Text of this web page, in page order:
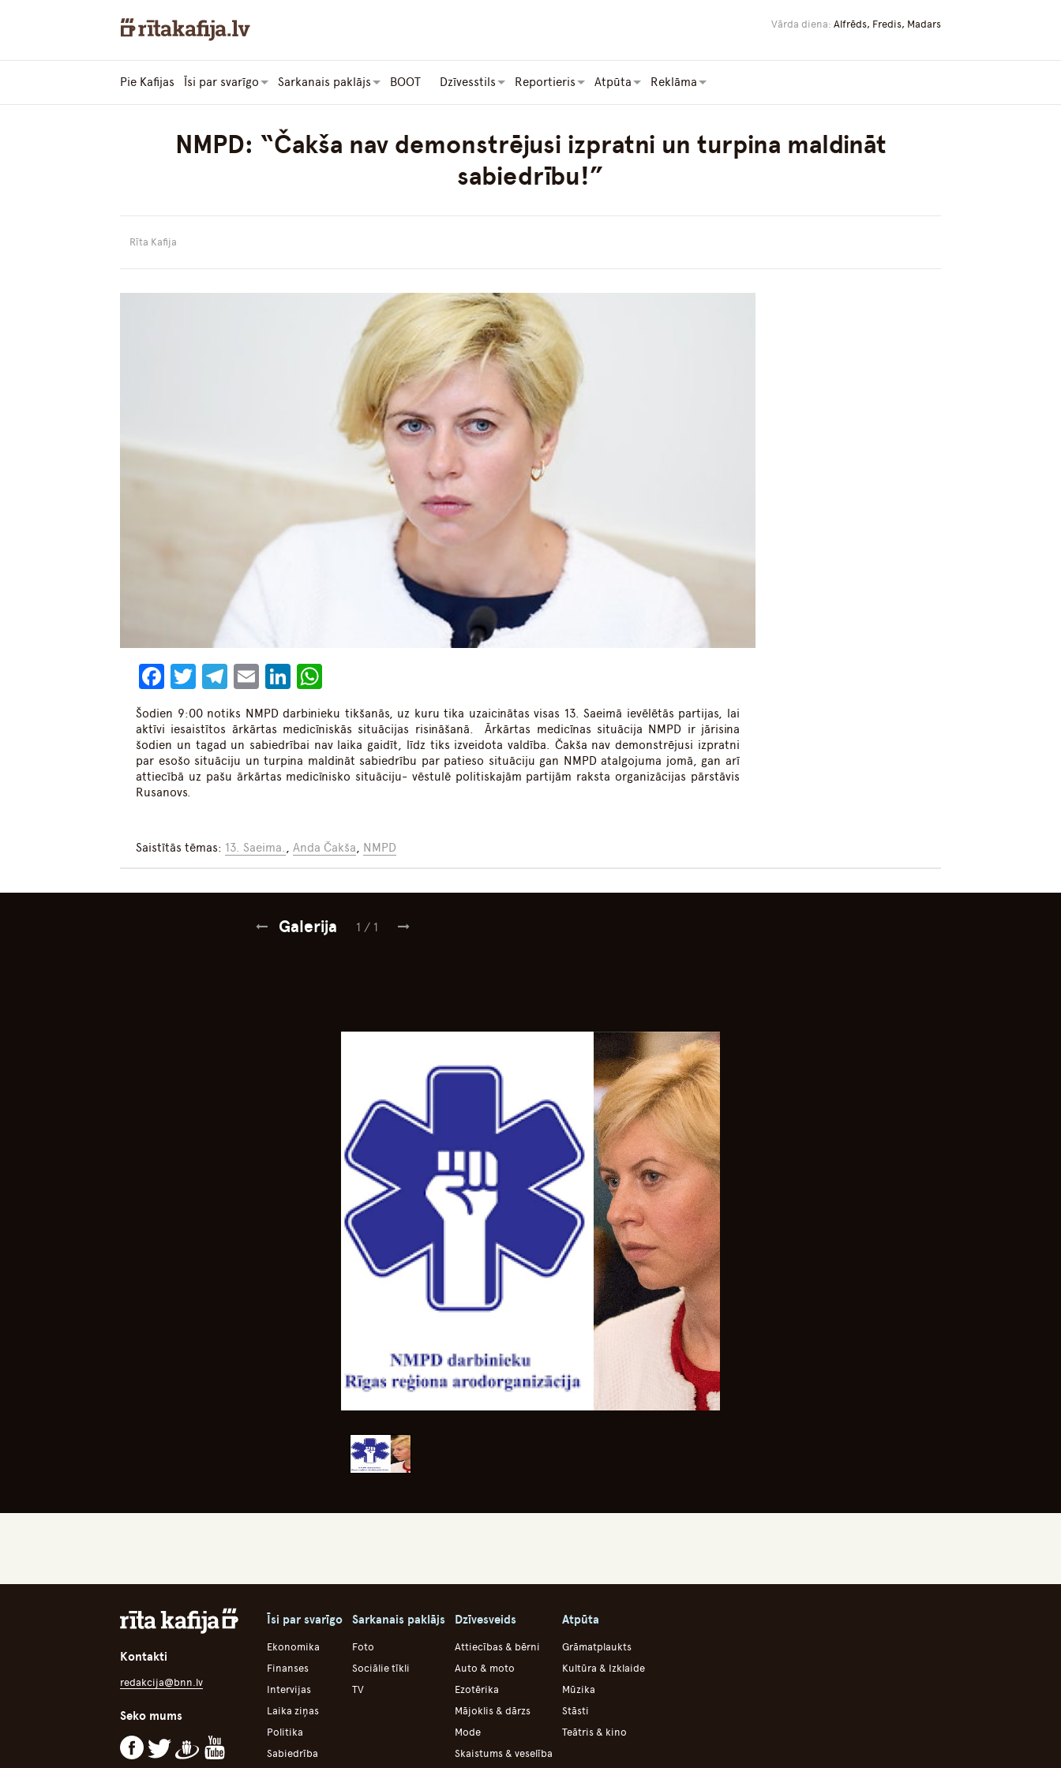
Vārda diena: Alfrēds, Fredis, Madars
Pie Kafijas Īsi par svarīgo Sarkanais paklājs BOOT Dzīvesstils Reportieris Atpūta Reklāma
NMPD: “Čakša nav demonstrējusi izpratni un turpina maldināt
sabiedrību!”
Rīta Kafija
Facebook
Twitter
Telegram
EmailLinkedIn
Šodien 9:00 notiks NMPD darbinieku tikšanās, uz kuru tika uzaicinātas visas 13. Saeimā ievēlētās partijas, lai
aktīvi iesaistītos ārkārtas medicīniskās situācijas risināšanā. Ārkārtas medicīnas situācija NMPD ir jārisina
šodien un tagad un sabiedrībai nav laika gaidīt, līdz tiks izveidota valdība. Čakša nav demonstrējusi izpratni
par esošo situāciju un turpina maldināt sabiedrību par patieso situāciju gan NMPD atalgojuma jomā, gan arī
attiecībā uz pašu ārkārtas medicīnisko situāciju- vēstulē politiskajām partijām raksta organizācijas pārstāvis
Rusanovs.
Saistītās tēmas: 13. Saeima.,Anda Čakša, NMPD
Galerija 1 / 1
Kontakti
redakcija@bnn.lv
Seko mums
Īsi par svarīgo
Ekonomika
Finanses
Intervijas
Laika ziņas
Politika
Sabiedrība
Sarkanais paklājs
Foto
Sociālie tīkli
TV
Dzīvesveids
Attiecības & bērni
Auto & moto
Ezotērika
Mājoklis & dārzs
Mode
Skaistums & veselība
Atpūta
Grāmatplaukts
Kultūra & Izklaide
Mūzika
Stāsti
Teātris & kino